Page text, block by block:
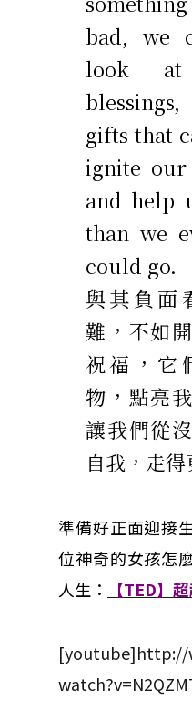
bad, we
look
gifts that
ignite our
and help
than we
could go.
與其負面
難，不如
祝福，它
物，點亮
讓我們從
自我，走得
準備好正面迎接
位神奇的女孩怎
人生：
【TED】
[youtube]http://